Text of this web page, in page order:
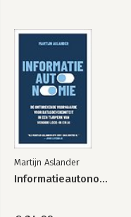
Martijn Aslander
Informatieautonomie